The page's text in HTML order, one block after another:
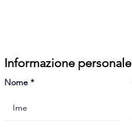
Informazione personale
Nome